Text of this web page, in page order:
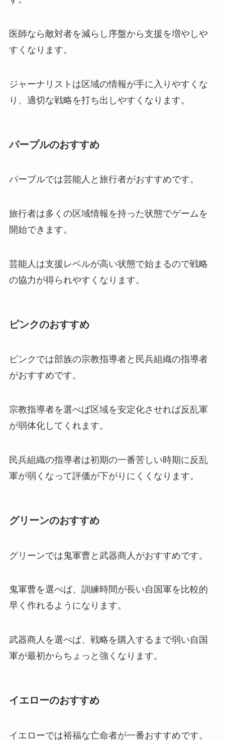
医師なら敵対者を減らし序盤から支援を増やしや
すくなります。
ジャーナリストは区域の情報が手に入りやすくな
り、適切な戦略を打ち出しやすくなります。
パープルのおすすめ
パープルでは芸能人と旅行者がおすすめです。
旅行者は多くの区域情報を持った状態でゲームを
開始できます。
芸能人は支援レベルが高い状態で始まるので戦略
の協力が得られやすくなります。
ピンクのおすすめ
ピンクでは部族の宗教指導者と民兵組織の指導者
がおすすめです。
宗教指導者を選べば区域を安定化させれば反乱軍
が弱体化してくれます。
民兵組織の指導者は初期の一番苦しい時期に反乱
軍が弱くなって評価が下がりにくくなります。
グリーンのおすすめ
グリーンでは鬼軍曹と武器商人がおすすめです。
鬼軍曹を選べば、訓練時間が長い自国軍を比較的
早く作れるようになります。
武器商人を選べば、戦略を購入するまで弱い自国
軍が最初からちょっと強くなります。
イエローのおすすめ
イエローでは裕福な亡命者が一番おすすめです。